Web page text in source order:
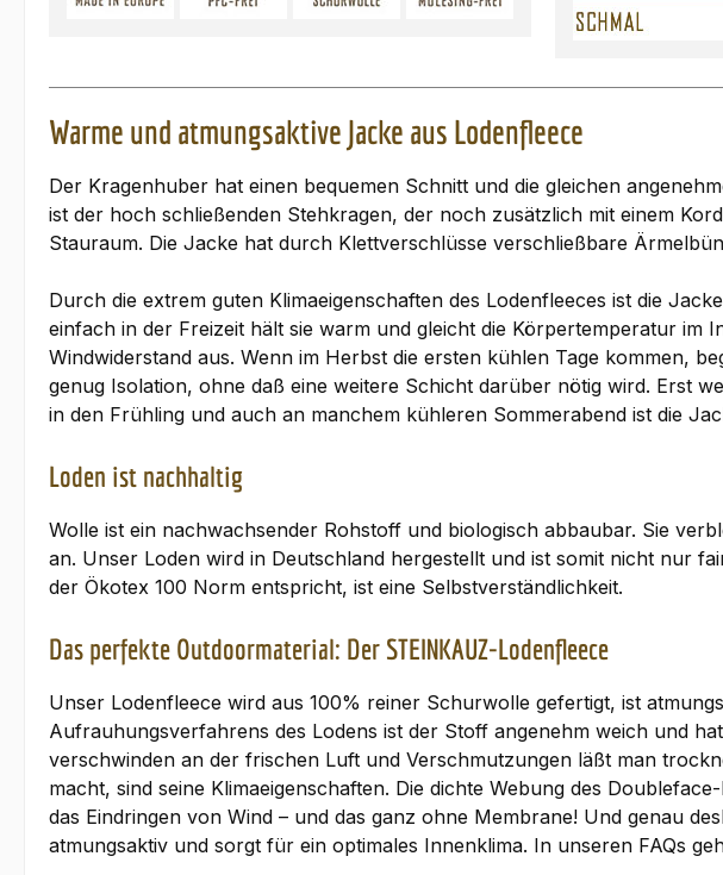
Warme und atmungsaktive Jacke aus Lodenfleece
Der Kragenhuber hat einen bequemen Schnitt und die gleichen
ist der hoch schließenden Stehkragen, der noch zusätzlich mit einem
Stauraum. Die Jacke hat durch Klettverschlüsse verschließbare
Durch die extrem guten Klimaeigenschaften des Lodenfleeces ist die
einfach in der Freizeit hält sie warm und gleicht die Körpertemperatur
Windwiderstand aus. Wenn im Herbst die ersten kühlen Tage kommen,
genug Isolation, ohne daß eine weitere Schicht darüber nötig wird. Erst
in den Frühling und auch an manchem kühleren Sommerabend ist die
Loden ist nachhaltig
Wolle ist ein nachwachsender Rohstoff und biologisch abbaubar. Sie
an. Unser Loden wird in Deutschland hergestellt und ist somit nicht nur
der Ökotex 100 Norm entspricht, ist eine Selbstverständlichkeit.
Das perfekte Outdoormaterial: Der STEINKAUZ-Lodenfleece
Unser Lodenfleece wird aus 100% reiner Schurwolle gefertigt, ist
Aufrauhungsverfahrens des Lodens ist der Stoff angenehm weich und
verschwinden an der frischen Luft und Verschmutzungen läßt man
macht, sind seine Klimaeigenschaften. Die dichte Webung des
das Eindringen von Wind – und das ganz ohne Membrane! Und genau
atmungsaktiv und sorgt für ein optimales Innenklima. In unseren FAQs